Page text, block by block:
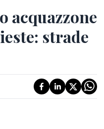
acquazzone
strade